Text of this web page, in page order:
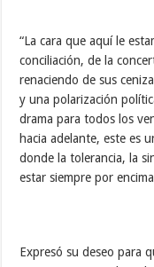
“La cara que aquí le
conciliación, de la
renaciendo de sus
y una polarización
drama para todos los
hacia adelante, este es
donde la tolerancia, la
estar siempre por
Expresó su deseo para